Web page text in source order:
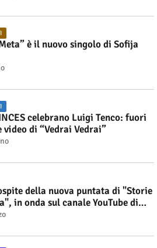
è il nuovo singolo di Sofija
celebrano Luigi Tenco: fuori
video di “Vedrai Vedrai”
della nuova puntata di "Storie
in onda sul canale YouTube di